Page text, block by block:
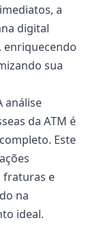
a
digital
enriquecendo
sua
análise
da ATM é
Este
fraturas e
na
ideal.